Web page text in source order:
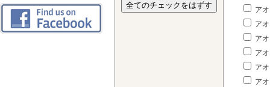
ア
ア
ア
ア
ア
ア